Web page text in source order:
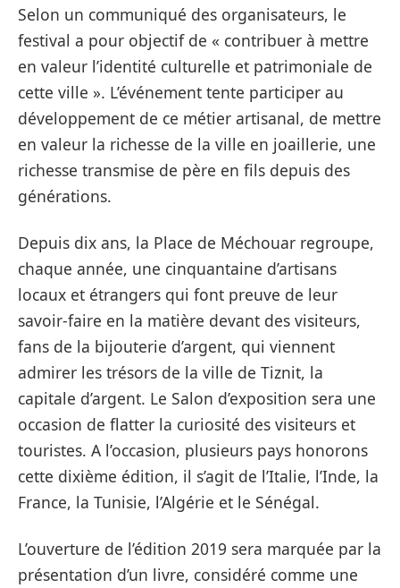
Selon un communiqué des organisateurs, le
festival a pour objectif de « contribuer à mettre
en valeur l’identité culturelle et patrimoniale de
cette ville ». L’événement tente participer au
développement de ce métier artisanal, de mettre
en valeur la richesse de la ville en joaillerie, une
richesse transmise de père en fils depuis des
générations.
Depuis dix ans, la Place de Méchouar regroupe,
chaque année, une cinquantaine d’artisans
locaux et étrangers qui font preuve de leur
savoir-faire en la matière devant des visiteurs,
fans de la bijouterie d’argent, qui viennent
admirer les trésors de la ville de Tiznit, la
capitale d’argent. Le Salon d’exposition sera une
occasion de flatter la curiosité des visiteurs et
touristes. A l’occasion, plusieurs pays honorons
cette dixième édition, il s’agit de l’Italie, l’Inde, la
France, la Tunisie, l’Algérie et le Sénégal.
L’ouverture de l’édition 2019 sera marquée par la
présentation d’un livre, considéré comme une